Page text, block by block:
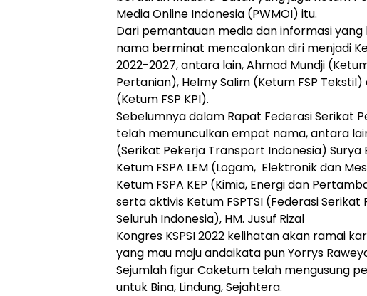
Media Online Indonesia (PWMOI) itu.
Dari pemantauan media dan informasi
nama berminat mencalonkan diri menjadi
2022-2027, antara lain, Ahmad Mundji
Pertanian), Helmy Salim (Ketum FSP
(Ketum FSP KPI).
Sebelumnya dalam Rapat Federasi Serikat
telah memunculkan empat nama, antara
(Serikat Pekerja Transport Indonesia) Surya
Ketum FSPA LEM (Logam, Elektronik dan
Ketum FSPA KEP (Kimia, Energi dan
serta aktivis Ketum FSPTSI (Federasi
Seluruh Indonesia), HM. Jusuf Rizal
Kongres KSPSI 2022 kelihatan akan ramai
yang mau maju andaikata pun Yorrys
Sejumlah figur Caketum telah mengusung
untuk Bina, Lindung, Sejahtera.